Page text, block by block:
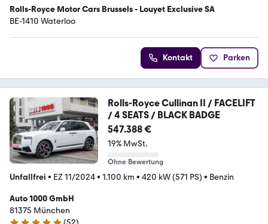
Rolls-Royce Motor Cars Brussels - Louyet Exclusive SA
BE-1410 Waterloo
Kontakt Parken
Rolls-Royce Cullinan II / FACELIFT
/ 4 SEATS / BLACK BADGE
547.388 €
19% MwSt.
Ohne Bewertung
Unfallfrei • EZ 11/2024• 1.100 km • 420 kW (571 PS) • Benzin
Auto 1000 GmbH
81375 München